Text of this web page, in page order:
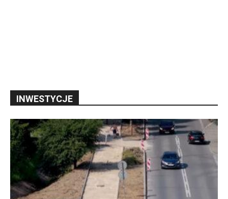
INWESTYCJE